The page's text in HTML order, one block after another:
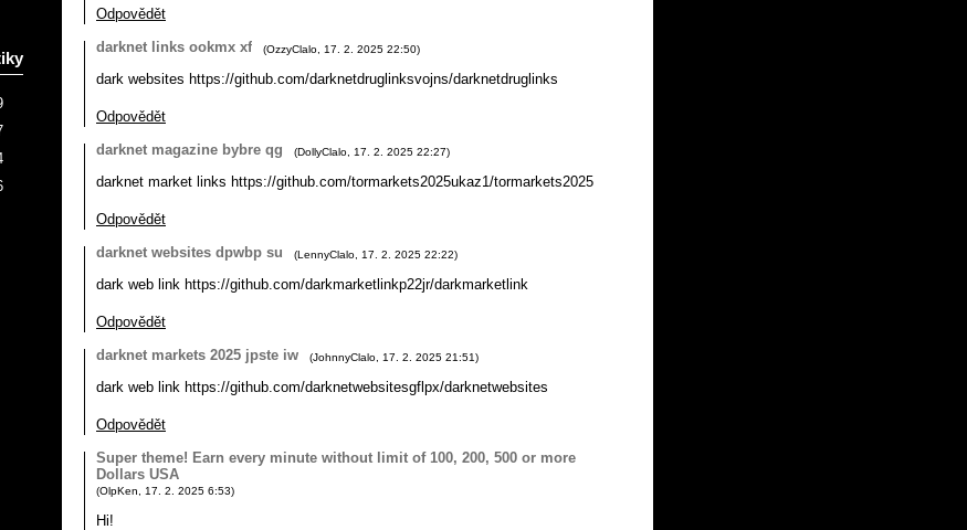
Odpovědět
darknet links ookmx xf
(OzzyClalo 17. 2. 2025 22:50)
dark websites https://github.com/darknetdruglinksvojns/darknetdruglinks
Odpovědět
darknet magazine bybre qg
(DollyClalo 17. 2. 2025 22:27)
darknet market links https://github.com/tormarkets2025ukaz1/tormarkets2025
Odpovědět
darknet websites dpwbp su
(LennyClalo 17. 2. 2025 22:22)
dark web link https://github.com/darkmarketlinkp22jr/darkmarketlink
Odpovědět
darknet markets 2025 jpste iw
(JohnnyClalo 17. 2. 2025 21:51)
dark web link https://github.com/darknetwebsitesgflpx/darknetwebsites
Odpovědět
Super theme! Earn every minute without limit of 100, 200, 500 or more
Dollars USA
(OlpKen 17. 2. 2025 6:53)
Hi!